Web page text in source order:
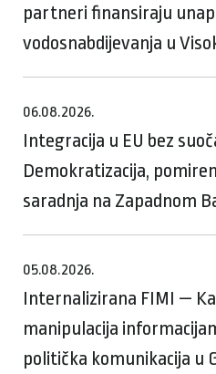
partneri finansiraju
vodosnabdijevanja u
06.08.2026.
Integracija u EU bez
Demokratizacija,
saradnja na Zapadnom
05.08.2026.
Internalizirana FIMI —
manipulacija
politička komunikacija u